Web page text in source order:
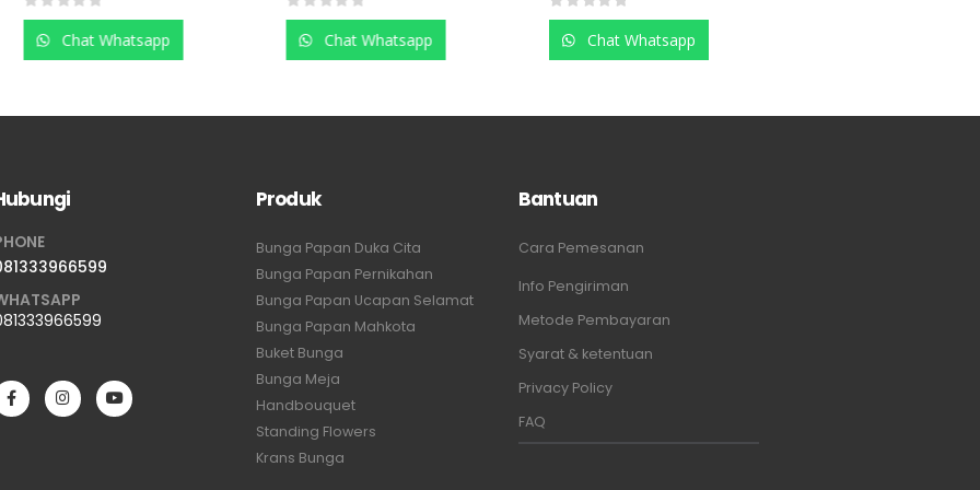
out of 5
Chat Whatsapp
out of 5
Chat Whatsapp
out of 5
Chat Whatsapp
Produk
Bunga Papan Duka Cita
Bunga Papan Pernikahan
Bunga Papan Ucapan Selamat
Bunga Papan Mahkota
Buket Bunga
Bunga Meja
Handbouquet
Standing Flowers
Krans Bunga
Bantuan
Cara Pemesanan
Info Pengiriman
Metode Pembayaran
Syarat & ketentuan
Privacy Policy
FAQ